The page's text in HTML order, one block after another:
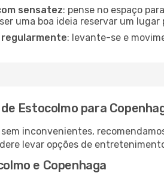
sensatez: pense no espaço
uma boa ideia reservar um lugar
: levante-se e
Estocolmo para
inconvenientes,
levar opções de
e Copenhaga